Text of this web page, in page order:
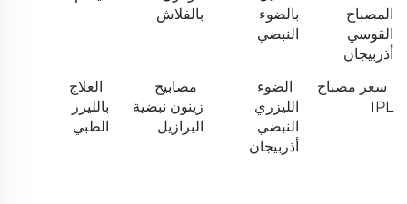
المصباح
القوسي
أذربيجان
بالضوء
النبضي
بالفلاش
سعر مصباح
IPL
الضوء
الليزري
النبضي
أذربيجان
مصابيح
زينون نبضية
البرازيل
العلاج
بالليزر
الطبي